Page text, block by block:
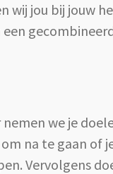
wij jou bij jouw
we je
na te gaan of
Vervolgens